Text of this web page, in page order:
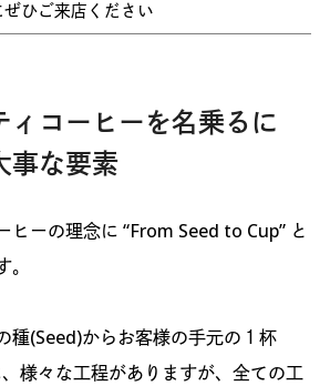
ぜひご来店ください
ィコーヒーを名乗るに
事な要素
ヒーの理念に “From Seed to Cup” と
種(Seed)からお客様の手元の１杯
様々な工程がありますが、全ての工